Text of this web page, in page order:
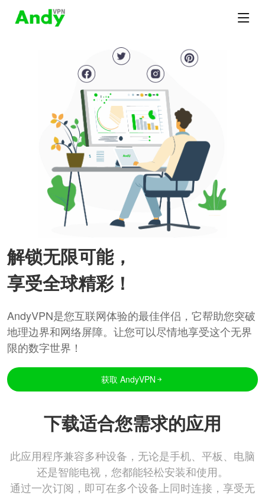
解锁无限可能，
享受全球精彩！
AndyVPN是您互联网体验的最佳伴侣，它帮助您突破
地理边界和网络屏障。让您可以尽情地享受这个无界
限的数字世界！
获取 AndyVPN
下载适合您需求的应用
此应用程序兼容多种设备，无论是手机、平板、电脑
还是智能电视，您都能轻松安装和使用。
通过一次订阅，即可在多个设备上同时连接，享受无